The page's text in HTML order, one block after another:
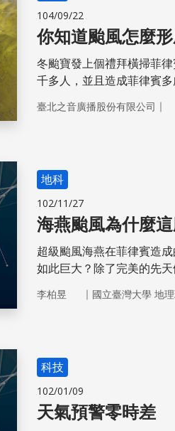
104/09/22
你知道颱風怎麼
冬颱寶發上個禮拜橫掃菲
千多人，並且造成菲律賓
乎在夏季才會聽聞這般情
臺北之音廣播股份有限公司 ｜
地科
102/11/27
海燕颱風為什麼這
超級颱風海燕在菲律賓造
如此巨大？除了完美的先
李柏昱 ｜ 國立臺灣大學 地
科技
102/01/09
天氣預警零時差